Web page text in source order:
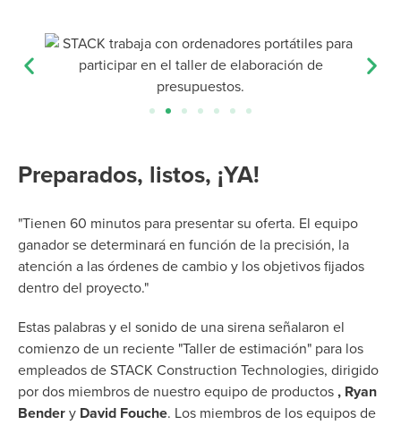
Preparados, listos, ¡YA!
"Tienen 60 minutos para presentar su oferta. El equipo
ganador se determinará en función de la precisión, la
atención a las órdenes de cambio y los objetivos fijados
dentro del proyecto."
Estas palabras y el sonido de una sirena señalaron el
comienzo de un reciente "Taller de estimación" para los
empleados de STACK Construction Technologies, dirigido
por dos miembros de nuestro equipo de productos , Ryan
Bender y David Fouche. Los miembros de los equipos de